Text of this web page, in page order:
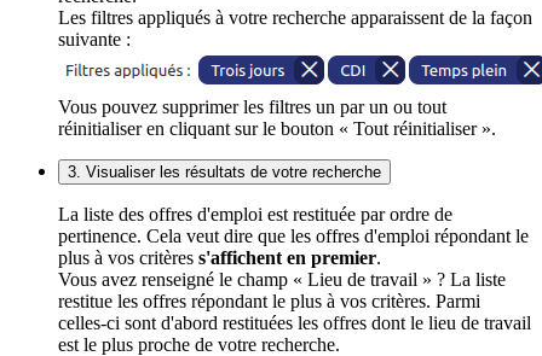
Les filtres appliqués à votre recherche apparaissent de la façon
suivante :
Vous pouvez supprimer les filtres un par un ou tout
réinitialiser en cliquant sur le bouton « Tout réinitialiser ».
3. Visualiser les résultats de votre recherche
La liste des offres d'emploi est restituée par ordre de
pertinence. Cela veut dire que les offres d'emploi répondant le
plus à vos critères s'affichent en premier.
Vous avez renseigné le champ « Lieu de travail » ? La liste
restitue les offres répondant le plus à vos critères. Parmi
celles-ci sont d'abord restituées les offres dont le lieu de travail
est le plus proche de votre recherche.